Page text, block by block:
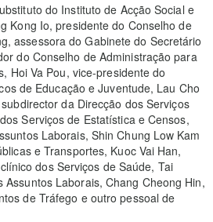
do Instituto de Acção Social e
Kong Io, presidente do Conselho de
assessora do Gabinete do Secretário
do Conselho de Administração para
Hoi Va Pou, vice-presidente do
de Educação e Juventude, Lau Cho
da Direcção dos Serviços
Serviços de Estatística e Censos,
Laborais, Shin Chung Low Kam
e Transportes, Kuoc Vai Han,
dos Serviços de Saúde, Tai
Laborais, Chang Cheong Hin,
de Tráfego e outro pessoal de